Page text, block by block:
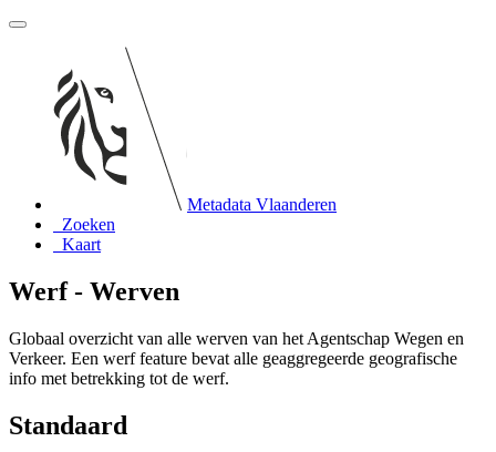
Metadata Vlaanderen
Zoeken
Kaart
Werf - Werven
Globaal overzicht van alle werven van het Agentschap Wegen en
Verkeer. Een werf feature bevat alle geaggregeerde geografische
info met betrekking tot de werf.
Standaard